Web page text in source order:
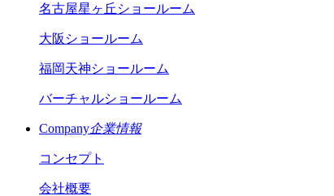
名古屋星ヶ丘ショールーム
大阪ショールーム
福岡天神ショールーム
バーチャルショールーム
Company企業情報
コンセプト
会社概要